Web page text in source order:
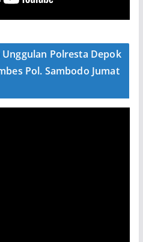
Polresta Depok
Pol. Sambodo Jumat